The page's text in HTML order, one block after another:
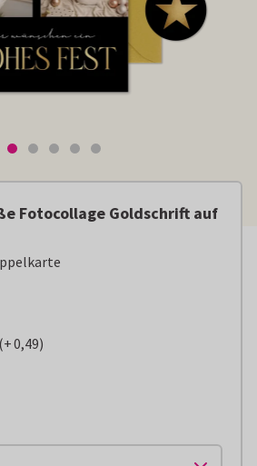
Fotocollage Goldschrift auf
(+0,49)